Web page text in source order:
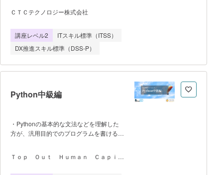
層 ・戦略層、実行層、組織層 ▪
り組み方
手順を学習し、基本文法や制御構造、複合
データ型などの基本文法を中心に基礎知識
グの経験がない方を対象としているため、
これから新たにPythonを学習しようと検
討している方には最適のコースとなってお
ります。 本コースはPython 基礎文法
「前編」です。 ※修了証の発行を
みフォーム備考欄に「マナビDXを閲覧」
かつ「修了証発行を希望する」旨、記載を
ＣＴＣテクノロジー株式会社
講座レベル2
ITスキル標準（ITSS）
DX推進スキル標準（DSS-P）
Python中級編
・Pythonの基本的な文法などを理解した
方が、汎用目的でのプログラムを書けるよ
おりです。 1.オブジェクト指向入
Ｔｏｐ Ｏｕｔ Ｈｕｍａｎ Ｃａｐｉｔ